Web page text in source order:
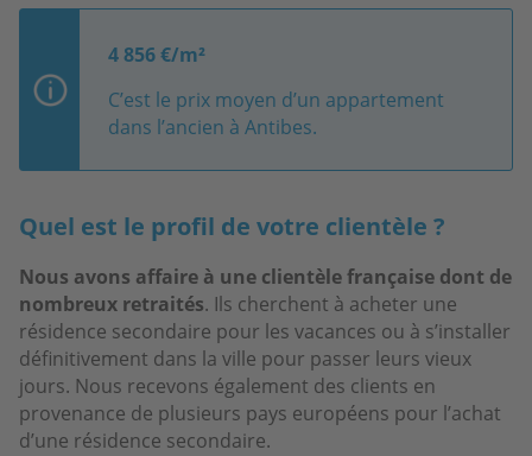
4 856 €/m²
C’est le prix moyen d’un appartement
dans l’ancien à Antibes.
Quel est le profil de votre clientèle ?
Nous avons affaire à une clientèle française dont de
nombreux retraités. Ils cherchent à acheter une
résidence secondaire pour les vacances ou à s’installer
définitivement dans la ville pour passer leurs vieux
jours. Nous recevons également des clients en
provenance de plusieurs pays européens pour l’achat
d’une résidence secondaire.